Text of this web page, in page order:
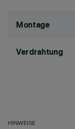
Montage
Verdrahtung
HINWEISE